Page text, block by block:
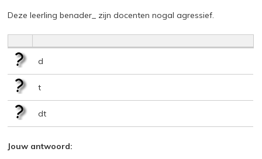
Deze leerling benader_ zijn docenten nogal agressief.
d
t
dt
Jouw antwoord: